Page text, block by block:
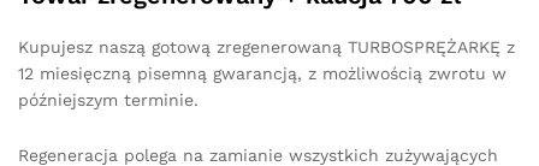
Kupujesz naszą gotową zregenerowaną TURBOSPRĘŻARKĘ z
12 miesięczną pisemną gwarancją, z możliwością zwrotu w
późniejszym terminie.
Regeneracja polega na zamianie wszystkich zużywających